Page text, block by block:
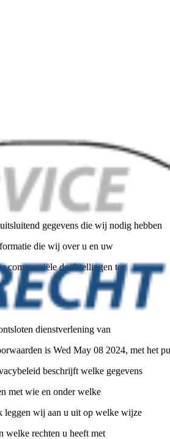
gegevens die wij nodig hebben
die wij over u en uw
commerciële doelstellingen ter
dienstverlening van
is Wed May 08 2024, met het
beschrijft welke gegevens
met wie en onder welke
leggen wij aan u uit op welke wijze
welke rechten u heeft met